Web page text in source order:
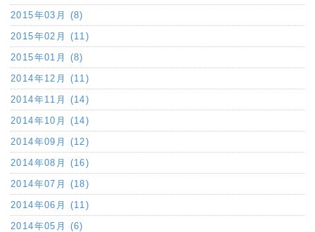
2015年03月 (8)
2015年02月 (11)
2015年01月 (8)
2014年12月 (11)
2014年11月 (14)
2014年10月 (14)
2014年09月 (12)
2014年08月 (16)
2014年07月 (18)
2014年06月 (11)
2014年05月 (6)